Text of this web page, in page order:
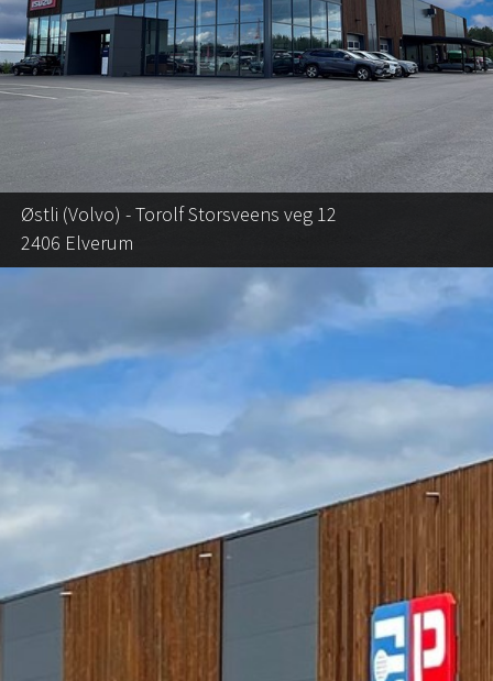
Østli (Volvo) - Torolf Storsveens veg 12
2406 Elverum